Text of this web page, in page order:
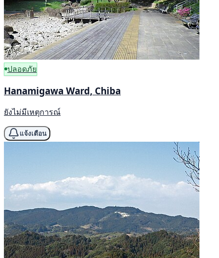
ปลอดภัย
Hanamigawa Ward, Chiba
ยังไม่มีเหตุการณ์
แจ้งเตือน